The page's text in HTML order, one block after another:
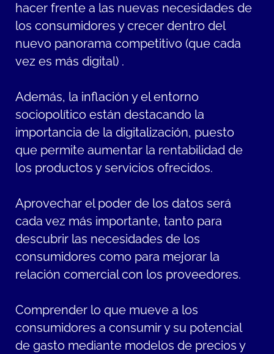
hacer frente a las nuevas necesidades de
los consumidores y crecer dentro del
nuevo panorama competitivo (que cada
vez es más digital) .
Además, la inflación y el entorno
sociopolítico están destacando la
importancia de la digitalización, puesto
que permite aumentar la rentabilidad de
los productos y servicios ofrecidos.
Aprovechar el poder de los datos será
cada vez más importante, tanto para
descubrir las necesidades de los
consumidores como para mejorar la
relación comercial con los proveedores.
Comprender lo que mueve a los
consumidores a consumir y su potencial
de gasto mediante modelos de precios y